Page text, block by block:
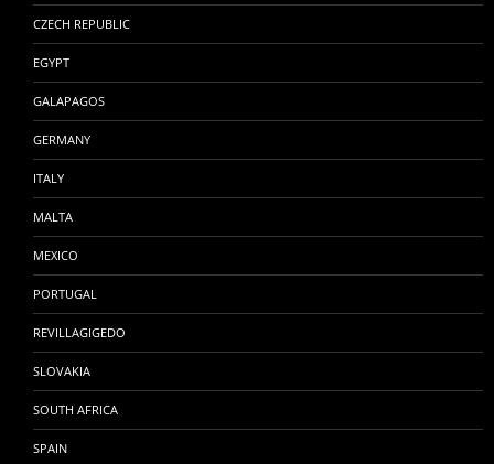
CZECH REPUBLIC
EGYPT
GALAPAGOS
GERMANY
ITALY
MALTA
MEXICO
PORTUGAL
REVILLAGIGEDO
SLOVAKIA
SOUTH AFRICA
SPAIN